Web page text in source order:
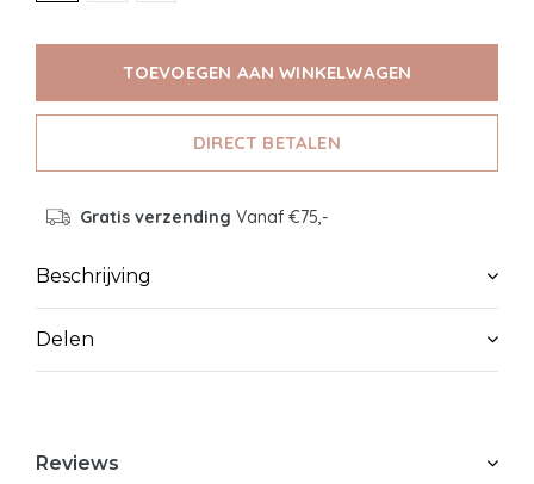
TOEVOEGEN AAN WINKELWAGEN
DIRECT BETALEN
Gratis verzending Vanaf €75,-
Beschrijving
Delen
Reviews